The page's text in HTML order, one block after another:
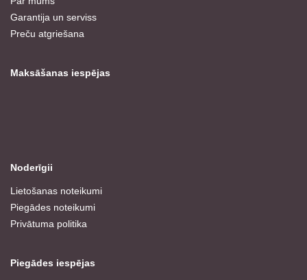
Garantija un serviss
Preču atgriešana
Maksāšanas iespējas
Noderīgii
Lietošanas noteikumi
Piegādes noteikumi
Privātuma politika
Piegādes iespējas